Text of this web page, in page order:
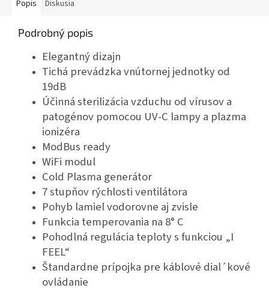
Popis Diskusia
Podrobný popis
Elegantný dizajn
Tichá prevádzka vnútornej jednotky od
19dB
Účinná sterilizácia vzduchu od vírusov a
patogénov pomocou UV-C lampy a plazma
ionizéra
ModBus ready
WiFi modul
Cold Plasma generátor
7 stupňov rýchlosti ventilátora
Pohyb lamiel vodorovne aj zvisle
Funkcia temperovania na 8° C
Pohodlná regulácia teploty s funkciou „I
FEEL“
Štandardne prípojka pre káblové dial´kové
ovládanie